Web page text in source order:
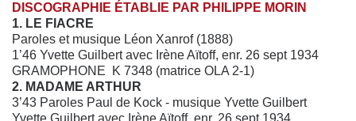
DISCOGRAPHIE ÉTABLIE PAR PHILIPPE MORIN
1. LE FIACRE
Paroles et musique Léon Xanrof (1888)
1’46 Yvette Guilbert avec Irène Aïtoff, enr. 26 sept 1934
GRAMOPHONE K 7348 (matrice OLA 2-1)
2. MADAME ARTHUR
3’43 Paroles Paul de Kock - musique Yvette Guilbert